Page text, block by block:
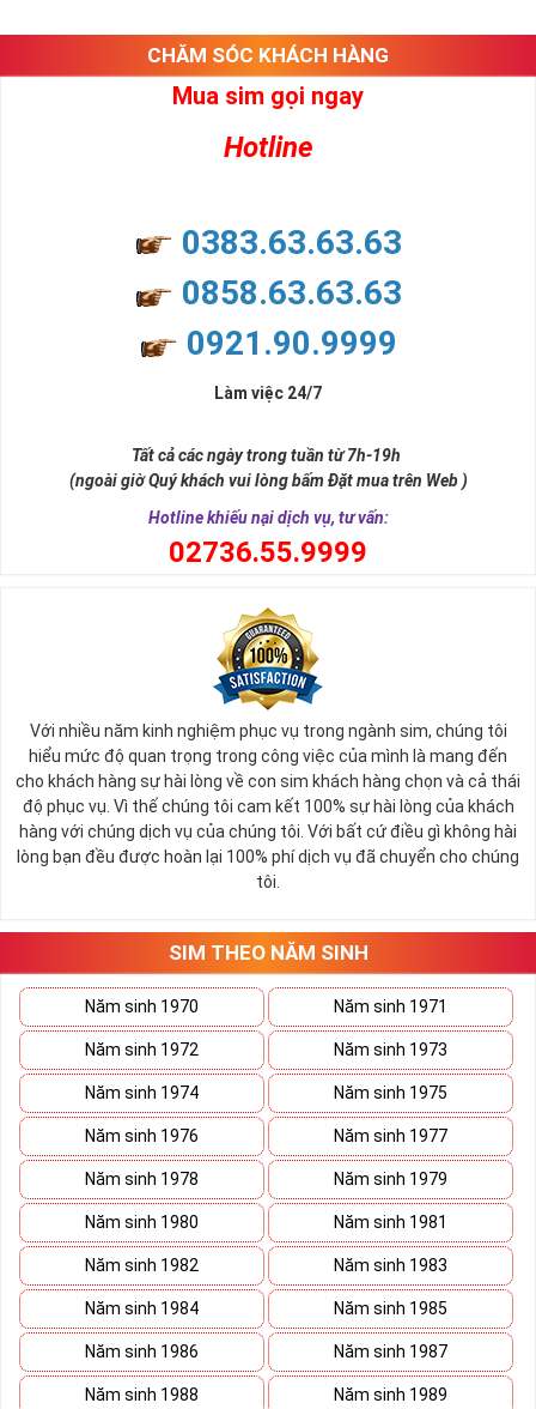
như sự sắp xếp của các con số trong sim.
Ý nghĩa sim tứ quý 2
nhiều thành công, thăng tiến hơn.
và tính hai mặt. Số 2 thúc giục chúng ta lựa chọn, dựa vào những
đời, nơi bạn phải đưa ra những quyết định quan trọng.
Ý nghĩa sim tứ quý 2
Theo quan niệm phong thủy
Số 2 tượng trưng cho sự cân bằng, hài hòa của âm dương và đất
trời. Sự cân bằng này giúp cho mọi việc đều thuận lợi và mang lại
nhiều may mắn trong cuộc sống và kinh doanh.
Số 2 còn biểu trưng cho lòng tốt, sự ổn định và tính hai mặt của
mọi vấn đề. Số 2 giúp cho họ có được sự lựa chọn, để đưa ra
những hướng giải quyết đúng đắn nhắt.
tứ 2 cùng xuất hiện trong một dãy số sim càng giúp cho ý nghĩa
sim tứ quýtăng lên gấp bội. Sở hữu sim Tứ Quý 2 giúp khích lệ tinh
thần người sở hữu là không sợ bất cứ điều gì mà hãy cứ làm thì
mọi điều tốt đẹp và may mắn ắt sẽ đến.
Lợi ích sim Tứ Quý 2 mang lại là gì?
CHĂM SÓC KHÁCH HÀNG
Mua sim gọi ngay
Hotline
0383.63.63.63
0858.63.63.63
0921.90.9999
Làm việc 24/7
Tất cả các ngày trong tuần từ 7h-19h
(ngoài giờ Quý khách vui lòng bấm Đặt mua trên Web )
Hotline khiếu nại dịch vụ, tư vấn:
02736.55.9999
Với nhiều năm kinh nghiệm phục vụ trong ngành sim, chúng tôi
hiểu mức độ quan trọng trong công việc của mình là mang đến
cho khách hàng sự hài lòng về con sim khách hàng chọn và cả thái
độ phục vụ. Vì thế chúng tôi cam kết 100% sự hài lòng của khách
hàng với chúng dịch vụ của chúng tôi. Với bất cứ điều gì không hài
lòng bạn đều được hoàn lại 100% phí dịch vụ đã chuyển cho chúng
tôi.
SIM THEO NĂM SINH
Năm sinh 1970 Năm sinh 1971
Năm sinh 1972 Năm sinh 1973
Năm sinh 1974 Năm sinh 1975
Năm sinh 1976 Năm sinh 1977
Năm sinh 1978 Năm sinh 1979
Năm sinh 1980 Năm sinh 1981
Năm sinh 1982 Năm sinh 1983
Năm sinh 1984 Năm sinh 1985
Năm sinh 1986 Năm sinh 1987
Năm sinh 1988 Năm sinh 1989